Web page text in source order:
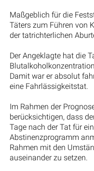
Maßgeblich für die
Täters zum Führen von
der tatrichterlichen
Der Angeklagte hat die
Damit war er absolut
eine Fahrlässigkeitstat.
Im Rahmen der
berücksichtigen, dass
Tage nach der Tat für
Abstinenzprogramm
Rahmen mit den
auseinander zu setzen.